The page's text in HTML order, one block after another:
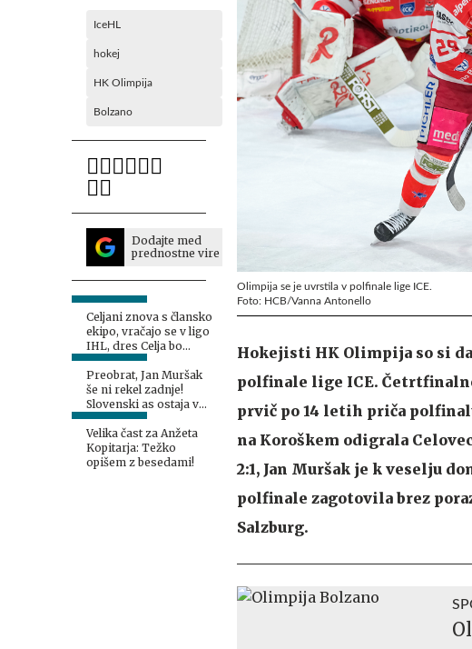
IceHL
hokej
HK Olimpija
Bolzano
Dodajte med
prednostne vire
Celjani znova s člansko
ekipo, vračajo se v ligo
IHL, dres Celja bo
oblekel tudi Miha Zajc
Preobrat, Jan Muršak
še ni rekel zadnje!
Slovenski as ostaja v
Celovcu.
Velika čast za Anžeta
Kopitarja: Težko
opišem z besedami!
Olimpija se je uvrstila v polfinale lige ICE.
Foto: HCB/Vanna Antonello
Hokejisti HK Olimpija so si
polfinale lige ICE.
prvič po 14 letih priča
na Koroškem odigrala
2:1, Jan Muršak je k veselju
polfinale zagotovila brez
Salzburg.